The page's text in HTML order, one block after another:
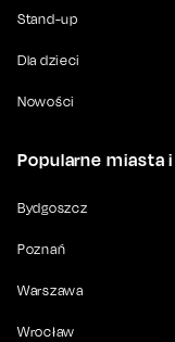
Stand-up
Dla dzieci
Nowości
Popularne miasta
Bydgoszcz
Poznań
Warszawa
Wrocław